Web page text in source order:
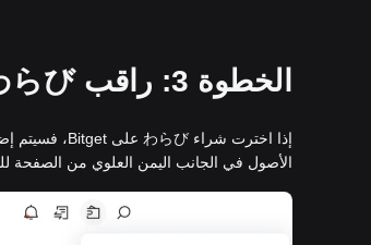
الخطوة 3: راقب わらび في محفظة Bitget الفورية الخاصة بك
الأصول في الجانب اليمن العلوي من الصفحة